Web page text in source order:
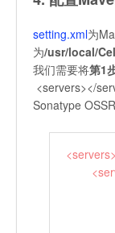
setting.xml为
为/usr/local/
我们需要将第1
<servers></
Sonatype
<servers>
<